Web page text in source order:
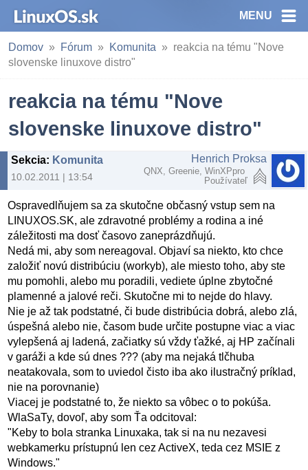
MENU
Domov Fórum Komunita
reakcia na tému "Nove
slovenske linuxove distro"
reakcia na tému "Nove
slovenske linuxove distro"
Sekcia: Komunita
10.02.2011 | 13:54
Henrich Proksa
QNX, Greenie, WinXPpro
Používateľ
Ospravedlňujem sa za skutočne občasný vstup sem na
LINUXOS.SK, ale zdravotné problémy a rodina a iné
záležitosti ma dosť časovo zaneprázdňujú.
Nedá mi, aby som nereagoval. Objaví sa niekto, kto chce
založiť novú distribúciu (workyb), ale miesto toho, aby ste
mu pomohli, alebo mu poradili, vediete úplne zbytočné
plamenné a jalové reči. Skutočne mi to nejde do hlavy.
Nie je až tak podstatné, či bude distribúcia dobrá, alebo zlá,
úspešná alebo nie, časom bude určite postupne viac a viac
vylepšená aj ladená, začiatky sú vždy ťažké, aj HP začínali
v garáži a kde sú dnes ??? (aby ma nejaká tlčhuba
neatakovala, som to uviedol čisto iba ako ilustračný príklad,
nie na porovnanie)
Viacej je podstatné to, že niekto sa vôbec o to pokúša.
WlaSaTy, dovoľ, aby som Ťa odcitoval:
"Keby to bola stranka Linuxaka, tak si na nu nezavesi
webkamerku prístupnú len cez ActiveX, teda cez MSIE z
Windows."